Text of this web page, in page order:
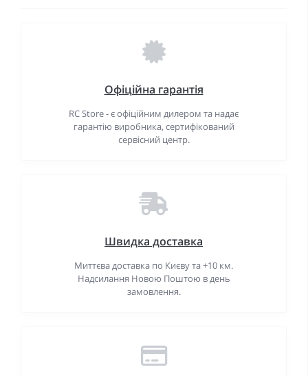
Офіційна гарантія
RC Store - є офіційним дилером та надає
гарантію виробника, сертифікований
сервісний центр.
Швидка доставка
Миттєва доставка по Києву та +10 км.
Надсилання Новою Поштою в день
замовлення.